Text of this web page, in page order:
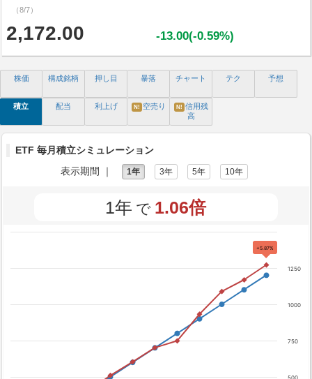
（8/7）
2,172.00 -13.00(-0.59%)
株価 構成銘柄 押し目 暴落 チャート テク 予想
積立 配当 利上げ N! 空売り N! 信用残
高
ETF 毎月積立シミュレーション
表示期間 ｜
1年 3年 5年 10年
1年 で 1.06倍
+5.87%
750
1000
1250